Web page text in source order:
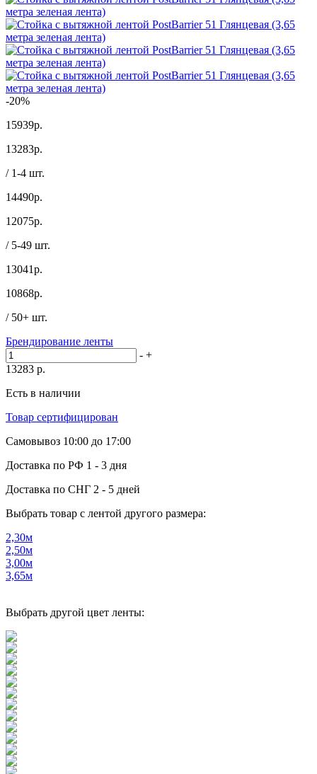
-20%
15939р.
13283р.
/ 1-4 шт.
14490р.
12075р.
/ 5-49 шт.
13041р.
10868р.
/ 50+ шт.
Брендирование ленты
- +
13283 р.
Есть в наличии
Товар сертифицирован
Самовывоз 10:00 до 17:00
Доставка по РФ 1 - 3 дня
Доставка по СНГ 2 - 5 дней
Выбрать товар с лентой другого размера:
2,30м
2,50м
3,00м
3,65м
Выбрать другой цвет ленты: